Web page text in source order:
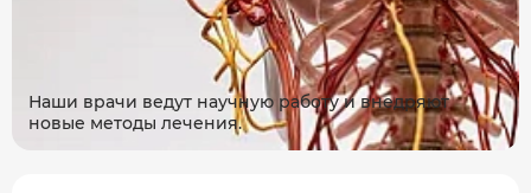
Наши врачи ведут научную работу и внедряют
новые методы лечения.